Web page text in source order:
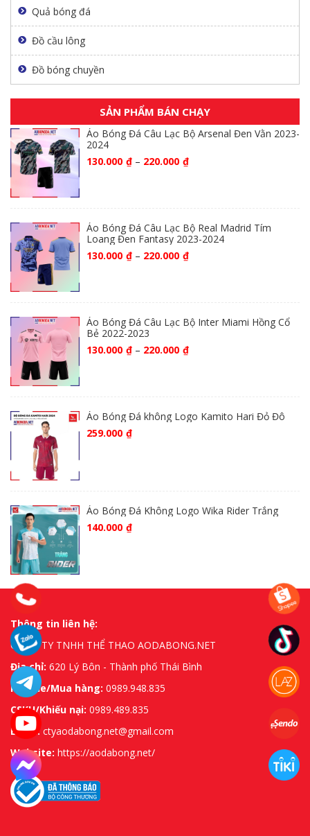
Quả bóng đá
Đồ cầu lông
Đồ bóng chuyền
SẢN PHẨM BÁN CHẠY
Áo Bóng Đá Câu Lạc Bộ Arsenal Đen Vằn 2023-
2024
130.000 ₫ – 220.000 ₫
Áo Bóng Đá Câu Lạc Bộ Real Madrid Tím
Loang Đen Fantasy 2023-2024
130.000 ₫ – 220.000 ₫
Áo Bóng Đá Câu Lạc Bộ Inter Miami Hồng Cổ
Bẻ 2022-2023
130.000 ₫ – 220.000 ₫
Áo Bóng Đá không Logo Kamito Hari Đỏ Đô
259.000 ₫
Áo Bóng Đá Không Logo Wika Rider Trắng
140.000 ₫
Thông tin liên hệ:
CÔNG TY TNHH THỂ THAO AODABONG.NET
Địa chỉ: 620 Lý Bôn - Thành phố Thái Bình
Hotline/Mua hàng: 0989.948.835
CSKH/Khiếu nại: 0989.489.835
Email:ctyaodabong.net@gmail.com
Website: https://aodabong.net/